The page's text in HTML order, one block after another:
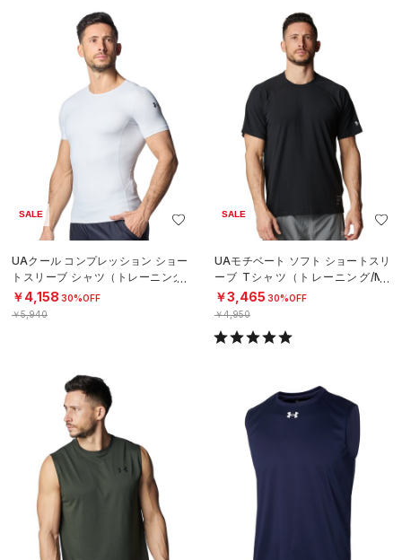
SALE
UAクール コンプレッション ショー
トスリーブ シャツ（トレーニング/
MEN）
￥4,158 30%OFF
￥5,940
SALE
UAモチベート ソフト ショートスリ
ーブ Tシャツ（トレーニング/ME
N）
￥3,465 30%OFF
￥4,950